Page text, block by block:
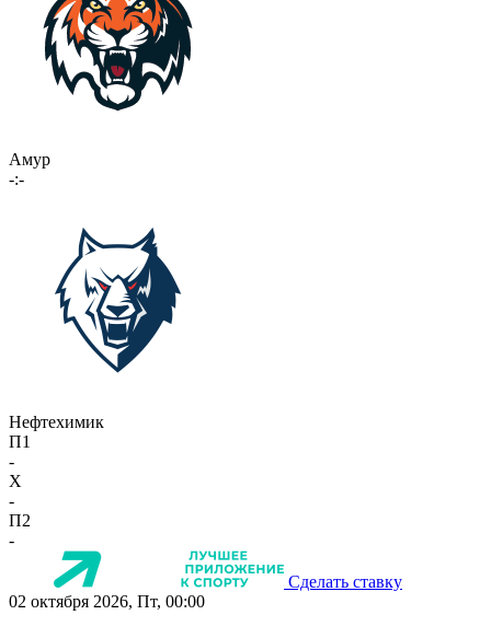
Амур
-:-
Нефтехимик
П1
-
X
-
П2
-
Сделать ставку
02 октября 2026, Пт, 00:00